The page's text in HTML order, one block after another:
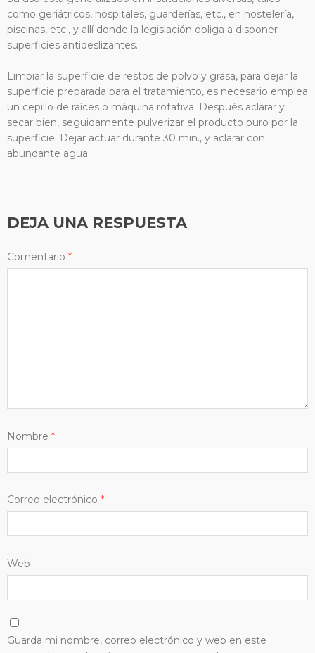
como geriátricos, hospitales, guarderías, etc., en hostelería,
piscinas, etc., y allí donde la legislación obliga a disponer
superficies antideslizantes.
Limpiar la superficie de restos de polvo y grasa, para dejar la
superficie preparada para el tratamiento, es necesario emplea
un cepillo de raíces o máquina rotativa. Después aclarar y
secar bien, seguidamente pulverizar el producto puro por la
superficie. Dejar actuar durante 30 min., y aclarar con
abundante agua.
DEJA UNA RESPUESTA
Comentario *
Nombre *
Correo electrónico *
Web
Guarda mi nombre, correo electrónico y web en este